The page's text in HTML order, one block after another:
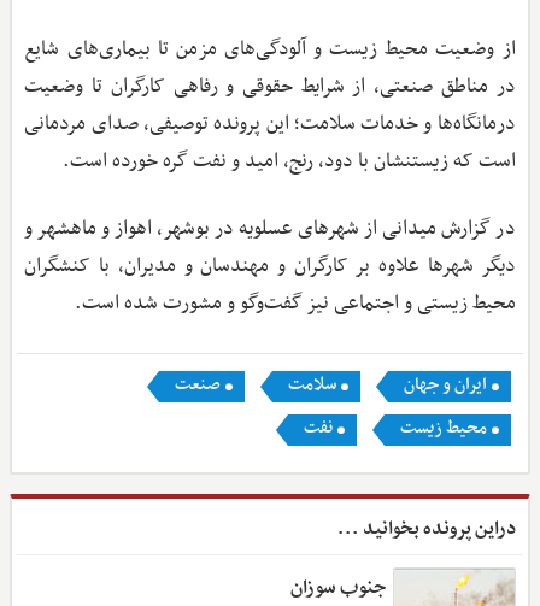
از وضعیت محیط زیست و آلودگی‌های مزمن تا بیماری‌های شایع
در مناطق صنعتی، از شرایط حقوقی و رفاهی کارگران تا وضعیت
درمانگاه‌ها و خدمات سلامت؛ این پرونده توصیفی، صدای مردمانی
است که زیستنشان با دود، رنج، امید و نفت گره خورده است.
در گزارش میدانی از شهرهای عسلویه در بوشهر، اهواز و ماهشهر و
دیگر شهرها علاوه بر کارگران و مهندسان و مدیران، با کنشگران
محیط ‌زیستی و اجتماعی نیز گفت‌وگو و مشورت شده است.
ایران و جهان سلامت
صنعت
محیط زیست
نفت
دراین پرونده بخوانید ...
جنوب سوزان